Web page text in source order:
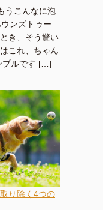
うこんなに泡
ンズトゥー
き、そう驚い
これ、ちゃん
プルです […]
り除く4つの